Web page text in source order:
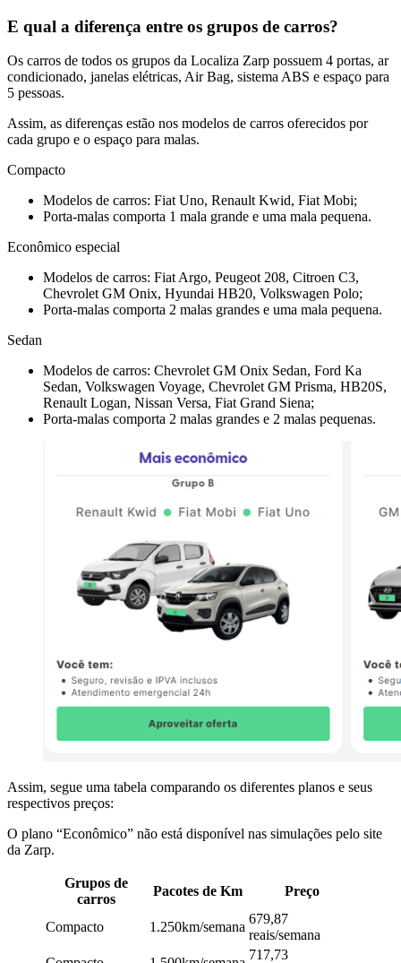
E qual a diferença entre os grupos de carros?
Os carros de todos os grupos da Localiza Zarp possuem 4 portas, ar
condicionado, janelas elétricas, Air Bag, sistema ABS e espaço para
5 pessoas.
Assim, as diferenças estão nos modelos de carros oferecidos por
cada grupo e o espaço para malas.
Compacto
Modelos de carros: Fiat Uno, Renault Kwid, Fiat Mobi;
Porta-malas comporta 1 mala grande e uma mala pequena.
Econômico especial
Modelos de carros: Fiat Argo, Peugeot 208, Citroen C3,
Chevrolet GM Onix, Hyundai HB20, Volkswagen Polo;
Porta-malas comporta 2 malas grandes e uma mala pequena.
Sedan
Modelos de carros: Chevrolet GM Onix Sedan, Ford Ka
Sedan, Volkswagen Voyage, Chevrolet GM Prisma, HB20S,
Renault Logan, Nissan Versa, Fiat Grand Siena;
Porta-malas comporta 2 malas grandes e 2 malas pequenas.
Assim, segue uma tabela comparando os diferentes planos e seus
respectivos preços:
O plano “Econômico” não está disponível nas simulações pelo site
da Zarp.
Grupos de
carros
Pacotes de Km Preço
Compacto 1.250km/semana
679,87
reais/semana
717,73